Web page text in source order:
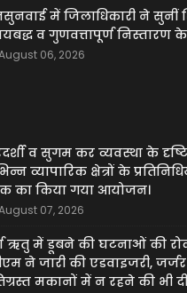
में जिलाधिकारी ने सुनीं
व गुणवत्तापूर्ण निस्तारण के
06, 2026
व सुगम कर व्यवस्था के
व्यापारिक क्षेत्रों के
का किया गया आयोजन।
07, 2026
ऋतु में डूबने की घटनाओं की
ने जारी की एडवाइजरी,
मकानों में न रहने की भी